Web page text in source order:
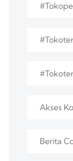
Akses
Berita